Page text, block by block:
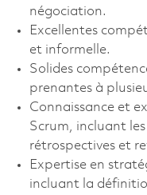
négociation.
Excellentes
et informelle.
Solides
prenantes à
Connaissance et
Scrum, incluant
rétrospectives et
Expertise en
incluant la